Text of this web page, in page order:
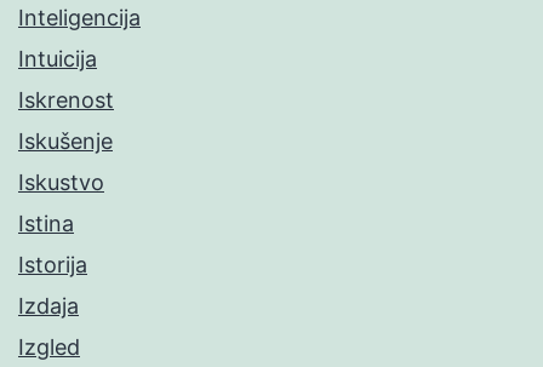
Inteligencija
Intuicija
Iskrenost
Iskušenje
Iskustvo
Istina
Istorija
Izdaja
Izgled